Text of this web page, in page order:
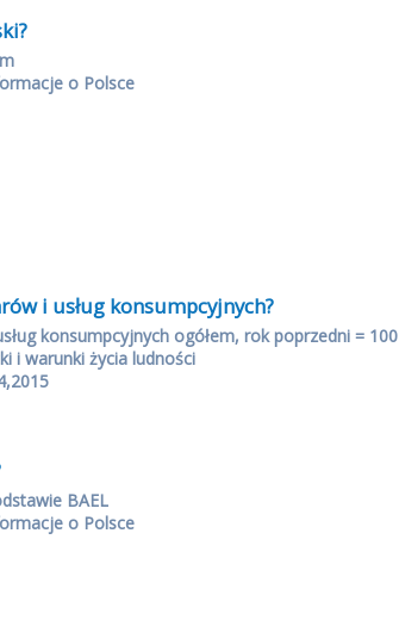
o Polsce
i usług konsumpcyjnych?
konsumpcyjnych ogółem, rok poprzedni = 100
i warunki życia ludności
BAEL
o Polsce